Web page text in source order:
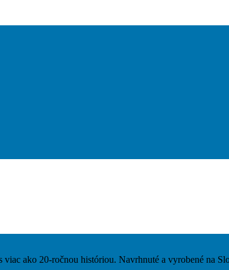
ako 20-ročnou históriou. Navrhnuté a vyrobené na